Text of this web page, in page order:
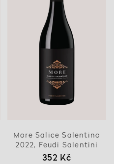
More Salice Salentino
2022, Feudi Salentini
352 Kč